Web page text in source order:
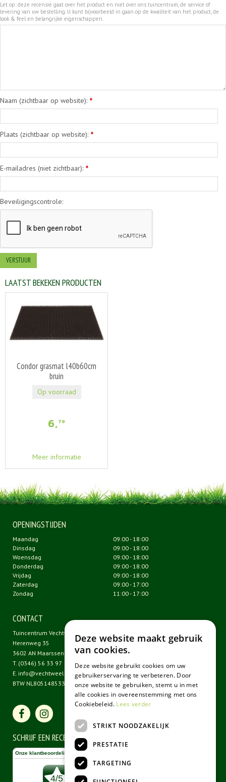
Let op: deze recensie gaat over het product en niet over ons tuincentrum, de service of
levering van uw bestelling. U kunt bijvoorbeeld in gaan op de kwaliteit van het product, de
look & feel en belangrijke eigenschappen.
Naam (zichtbaar op website): *
Plaats (zichtbaar op website): *
E-mailadres (niet zichtbaar): *
Beveiligingscontrole:
LAATST BEKEKEN PRODUCTEN
Condor grasmat l40b60cm
bruin
6,79
Meer informatie
Op voorraad
OPENINGSTIJDEN
Maandag
09:00 - 18:00
Dinsdag
09:00 - 18:00
Woensdag
09:00 - 18:00
Donderdag
09:00 - 18:00
Vrijdag
09:00 - 18:00
Zaterdag
09:00 - 17:00
Zondag
11:00 - 17:00
CONTACT
Tuincentrum Vechtweelde
Herenweg 35
3602 AN Maarssen
T. (0346) 56 33 97
E. info@vechtweelde.nl
BTW NL805148533B01
SCHRIJF EEN RECENSIE
Deze website maakt gebruik
van cookies.
Deze website gebruikt cookies om uw
gebruikerservaring te verbeteren. Door
onze website te gebruiken, stemt u in met
alle cookies in overeenstemming met ons
Cookiebeleid. Lees verder
STRIKT NOODZAKELIJK
PRESTATIE
TARGETING